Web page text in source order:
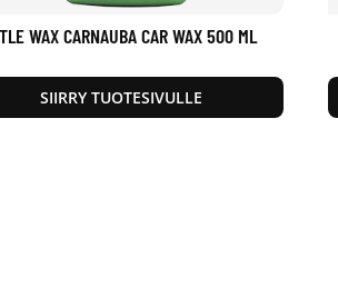
WAX CARNAUBA CAR WAX 500 ML
SIIRRY TUOTESIVULLE